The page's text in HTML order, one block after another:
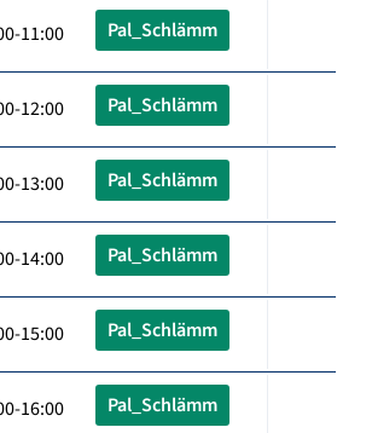
11:00 Pal_Schlämm
12:00 Pal_Schlämm
13:00 Pal_Schlämm
14:00 Pal_Schlämm
15:00 Pal_Schlämm
16:00 Pal_Schlämm